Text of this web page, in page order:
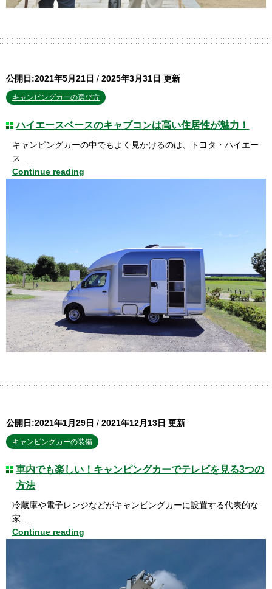
公開日:2021年5月21日 / 2025年3月31日 更新
キャンピングカーの選び方
ハイエースベースのキャブコンは高い住居性が魅力！
キャンピングカーの中でもよく見かけるのは、トヨタ・ハイエー
ス …
Continue reading
公開日:2021年1月29日 / 2021年12月13日 更新
キャンピングカーの装備
車内でも楽しい！キャンピングカーでテレビを見る3つの
方法
冷蔵庫や電子レンジなどがキャンピングカーに設置する代表的な
家 …
Continue reading